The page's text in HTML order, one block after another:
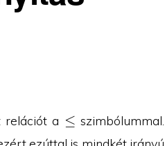
relációt a \leq
≤ szimbólummal.
ezúttal is mindkét irányú